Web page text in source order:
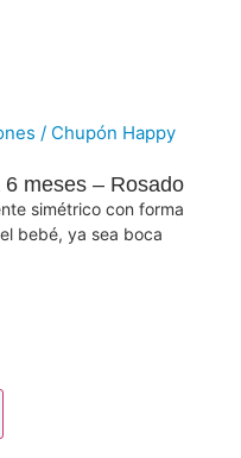
/ Chupón Happy
meses – Rosado
simétrico con forma
bebé, ya sea boca